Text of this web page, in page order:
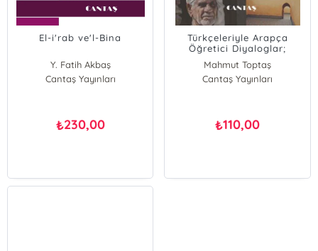
El-i'rab ve'l-Bina
Y. Fatih Akbaş
Cantaş Yayınları
₺230,00
Türkçeleriyle Arapça
Öğretici Diyaloglar;
Alıştırma Destekli
Mahmut Toptaş
Cantaş Yayınları
₺110,00